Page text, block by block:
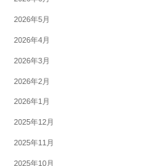
2026年5月
2026年4月
2026年3月
2026年2月
2026年1月
2025年12月
2025年11月
2025年10月